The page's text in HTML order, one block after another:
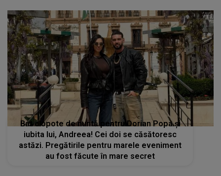
Bat clopote de nuntă pentru Dorian Popa și
iubita lui, Andreea! Cei doi se căsătoresc
astăzi. Pregătirile pentru marele eveniment
au fost făcute în mare secret